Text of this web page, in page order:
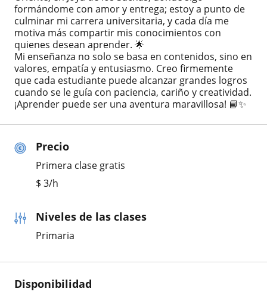
Precio
Primera clase gratis
$ 3/h
Niveles de las clases
Primaria
Disponibilidad
formándome con amor y entrega; estoy a punto de
culminar mi carrera universitaria, y cada día me
motiva más compartir mis conocimientos con
quienes desean aprender. 🌟
Mi enseñanza no solo se basa en contenidos, sino en
valores, empatía y entusiasmo. Creo firmemente
que cada estudiante puede alcanzar grandes logros
cuando se le guía con paciencia, cariño y creatividad.
¡Aprender puede ser una aventura maravillosa! 📘✨